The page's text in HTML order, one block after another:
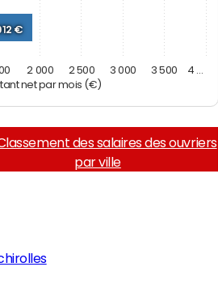
net par mois (€)
€
2 000 2 500 3 000 3 500 4 …
des salaires des ouvriers
par ville